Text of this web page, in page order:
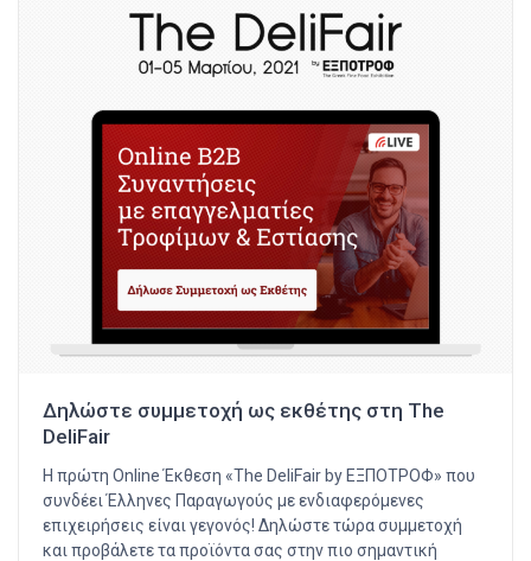
Δηλώστε συμμετοχή ως εκθέτης στη The
DeliFair
Η πρώτη Online Έκθεση «The DeliFair by ΕΞΠΟΤΡΟΦ» που
συνδέει Έλληνες Παραγωγούς με ενδιαφερόμενες
επιχειρήσεις είναι γεγονός! Δηλώστε τώρα συμμετοχή
και προβάλετε τα προϊόντα σας στην πιο σημαντική